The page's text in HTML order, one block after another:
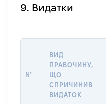
9. Видатки
№
ВИД
ПРАВОЧИНУ,
ЩО
СПРИЧИНИВ
ВИДАТОК